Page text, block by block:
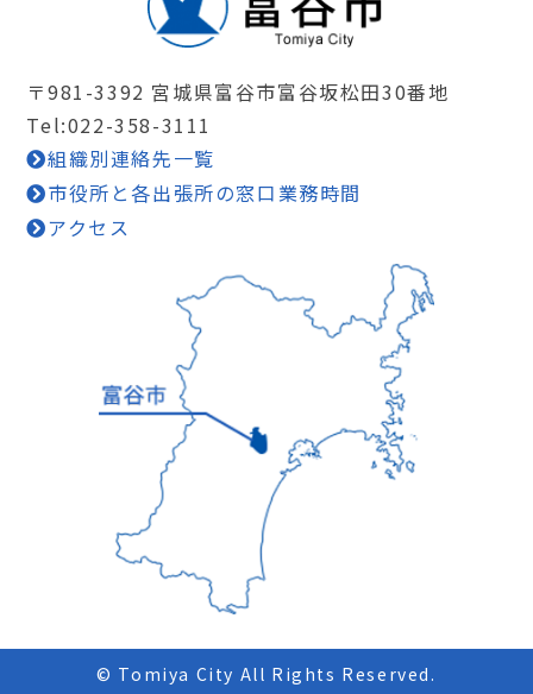
〒981-3392 宮城県富谷市富谷坂松田30番地
Tel:022-358-3111
組織別連絡先一覧
市役所と各出張所の窓口業務時間
アクセス
© Tomiya City All Rights Reserved.